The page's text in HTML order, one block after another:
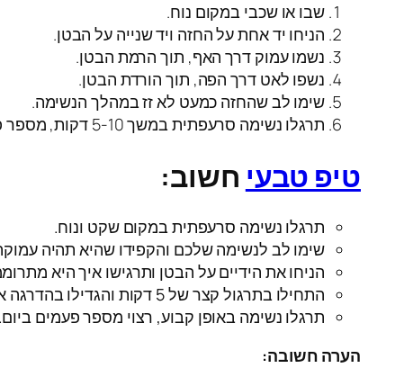
שבו או שכבי במקום נוח.
הניחו יד אחת על החזה ויד שנייה על הבטן.
נשמו עמוק דרך האף, תוך הרמת הבטן.
נשפו לאט דרך הפה, תוך הורדת הבטן.
שימו לב שהחזה כמעט לא זז במהלך הנשימה.
תרגלו נשימה סרעפתית במשך 5-10 דקות, מספר פעמים ביום.
טיפ טבעי חשוב:
תרגלו נשימה סרעפתית במקום שקט ונוח.
שימו לב לנשימה שלכם והקפידו שהיא תהיה
הניחו את הידיים על הבטן ותרגישו איך היא
התחילו בתרגול קצר של 5 דקות והגדילו בהדרגה את משך התרגול.
תרגלו נשימה באופן קבוע, רצוי מספר פעמים ביום.
הערה חשובה: